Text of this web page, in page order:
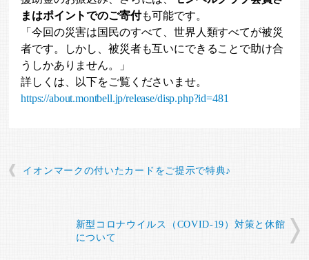
まはポイントでのご寄付も可能です。
「今回の災害は国民のすべて、世界人類すべてが被災
者です。しかし、被災者も互いにできることで助け合
うしかありません。」
詳しくは、以下をご覧くださいませ。
https://about.montbell.jp/release/disp.php?id=481
イオンマークの付いたカードをご提示で特典♪
新型コロナウイルス（COVID-19）対策と休館
について